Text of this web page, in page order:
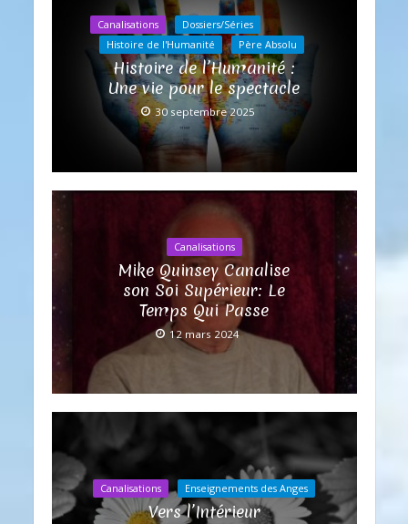
Canalisations
Dossiers/Séries
Histoire de l'Humanité
Père Absolu
Histoire de l’Humanité :
Une vie pour le spectacle
30 septembre 2025
Canalisations
Mike Quinsey Canalise
son Soi Supérieur: Le
Temps Qui Passe
12 mars 2024
Canalisations Enseignements des Anges
Vers l’Intérieur